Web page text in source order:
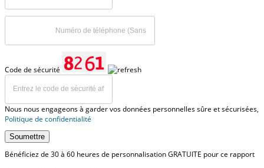
Code de sécurité
Nous nous engageons à garder vos données personnelles sûre et sécurisées,
Politique de confidentialité
Soumettre
Bénéficiez de 30 à 60 heures de personnalisation GRATUITE pour ce rapport